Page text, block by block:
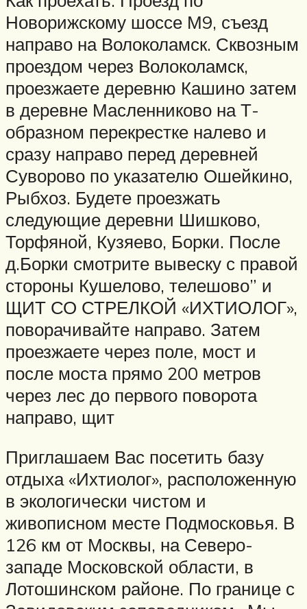
Новорижскому шоссе М9, съезд
направо на Волоколамск. Сквозным
проездом через Волоколамск,
проезжаете деревню Кашино затем
в деревне Масленниково на Т-
образном перекрестке налево и
сразу направо перед деревней
Суворово по указателю Ошейкино,
Рыбхоз. Будете проезжать
следующие деревни Шишково,
Торфяной, Кузяево, Борки. После
д.Борки смотрите вывеску с правой
стороны Кушелово, телешово” и
ЩИТ СО СТРЕЛКОЙ «ИХТИОЛОГ»,
поворачивайте направо. Затем
проезжаете через поле, мост и
после моста прямо 200 метров
через лес до первого поворота
направо, щит
Приглашаем Вас посетить базу
отдыха «Ихтиолог», расположенную
в экологически чистом и
живописном месте Подмосковья. В
126 км от Москвы, на Северо-
западе Московской области, в
Лотошинском районе. По границе с